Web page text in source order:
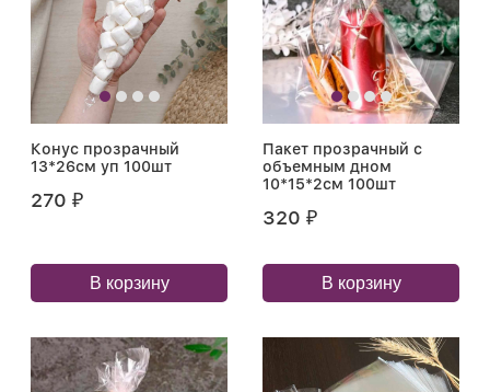
Конус прозрачный
13*26см уп 100шт
270 ₽
В корзину
Пакет прозрачный с
объемным дном
10*15*2см 100шт
320 ₽
В корзину